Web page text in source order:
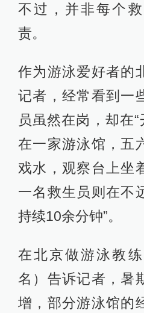
不过，并非每个
责。
作为游泳爱好者的
记者，经常看到一
员虽然在岗，却在
在一家游泳馆，五
戏水，观察台上坐
一名救生员则在不
持续10余分钟”。
在北京做游泳教
名）告诉记者，暑
增，部分游泳馆的